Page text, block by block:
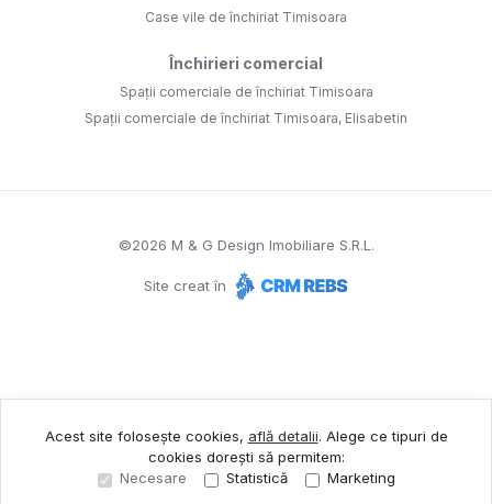
Case vile de închiriat Timisoara
Închirieri comercial
Spații comerciale de închiriat Timisoara
Spații comerciale de închiriat Timisoara, Elisabetin
©2026 M & G Design Imobiliare S.R.L.
Site creat în
Acest site folosește cookies, află detalii. Alege ce tipuri de
cookies dorești să permitem:
Necesare
Statistică Marketing